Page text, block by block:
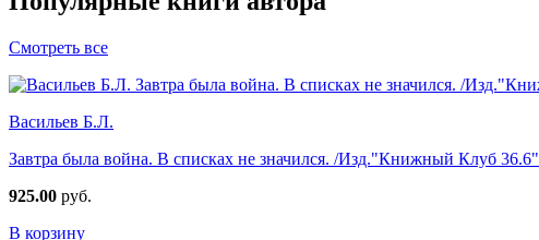
Смотреть все
Васильев Б.Л.
Завтра была война. В списках не значился. /Изд."Книжный Клуб 36.6"
925.00 руб.
В корзину